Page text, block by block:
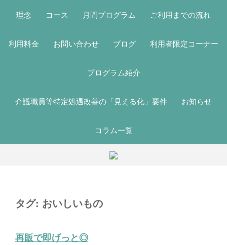
理念 コース 月間プログラム ご利用までの流れ
利用料金 お問い合わせ ブログ 利用者限定コーナー
プログラム紹介
介護職員等特定処遇改善の「見える化」要件 お知らせ
コラム一覧
タグ: おいしいもの
再販で即げっと◎